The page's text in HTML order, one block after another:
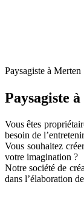
Paysagiste à Merten
Paysagiste
Vous êtes
besoin de
Vous souhaitez
votre imagination ?
Notre société de
dans l’élaboration